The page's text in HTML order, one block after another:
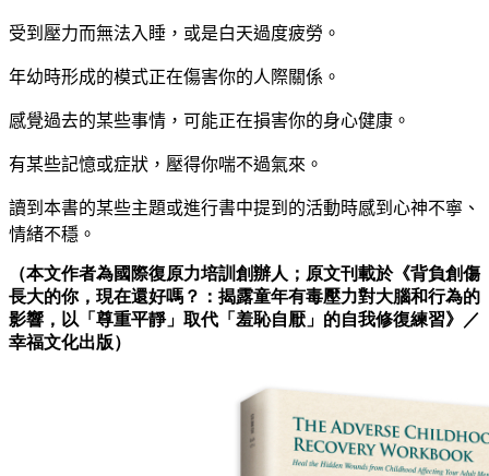
受到壓力而無法入睡，或是白天過度疲勞。
年幼時形成的模式正在傷害你的人際關係。
感覺過去的某些事情，可能正在損害你的身心健康。
有某些記憶或症狀，壓得你喘不過氣來。
讀到本書的某些主題或進行書中提到的活動時感到心神不寧、
情緒不穩。
（本文作者為國際復原力培訓創辦人；原文刊載於《背負創傷
長大的你，現在還好嗎？：揭露童年有毒壓力對大腦和行為的
影響，以「尊重平靜」取代「羞恥自厭」的自我修復練習》
／
幸福文化出版）